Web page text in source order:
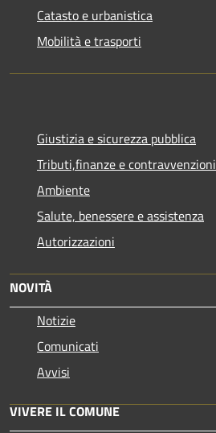
Catasto e urbanistica
Mobilità e trasporti
Giustizia e sicurezza pubblica
Tributi,finanze e contravvenzioni
Ambiente
Salute, benessere e assistenza
Autorizzazioni
NOVITÀ
Notizie
Comunicati
Avvisi
VIVERE IL COMUNE